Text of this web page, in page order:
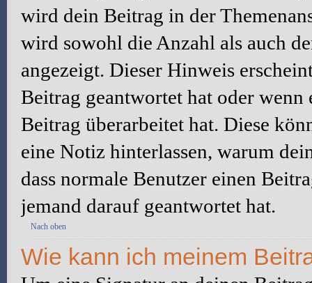
wird dein Beitrag in der
wird sowohl die Anzahl als auch
angezeigt. Dieser Hinweis
Beitrag geantwortet hat oder
Beitrag überarbeitet hat. Diese
eine Notiz hinterlassen, warum
dass normale Benutzer einen
jemand darauf geantwortet hat.
Nach oben
Wie kann ich meinem